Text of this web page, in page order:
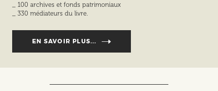
_ 100 archives et fonds patrimoniaux
_ 330 médiateurs du livre.
EN SAVOIR PLUS...